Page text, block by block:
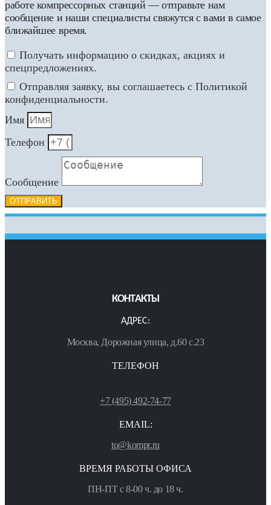
работе компрессорных станций — отправьте нам
сообщение и наши специалисты свяжутся с вами в самое
ближайшее время.
Получать информацию о скидках, акциях и
спецпредложениях.
Отправляя заявку, вы соглашаетесь с Политикой
конфиденциальности.
Имя
Телефон
Сообщение
ОТПРАВИТЬ
КОНТАКТЫ
АДРЕС:
Москва, Дорожная улица, д.60 с.23
ТЕЛЕФОН
+7 (495) 492-74-77
EMAIL:
to@kompr.ru
ВРЕМЯ РАБОТЫ ОФИСА
ПН-ПТ с 8-00 ч. до 18 ч.